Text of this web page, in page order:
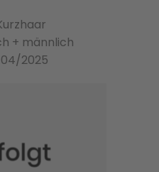
+ männlich
2025